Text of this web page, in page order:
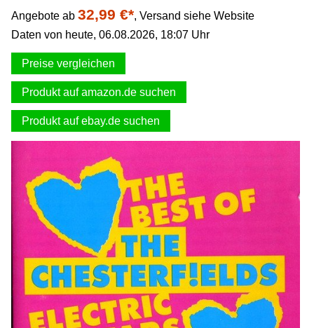
Presse
Datenschutz
Impressum
Angebote ab 32,99 €*, Versand siehe Website
Daten von heute, 06.08.2026, 18:07 Uhr
Preise vergleichen
Produkt auf amazon.de suchen
Produkt auf ebay.de suchen